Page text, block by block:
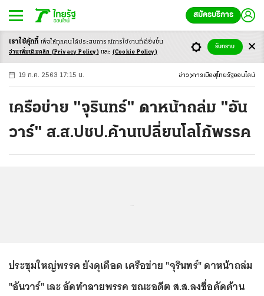
สมัครบริการ
-ก ก ก+
19 ก.ค. 2563 17:15 น. ข่าว การเมือง ไทยรัฐออนไลน์
เครือข่าย "จุรินทร์" ดาหน้าถล่ม "อัน
วาร์" ส.ส.ปชป.ค้านเปลี่ยนโลโก้พรรค
ประชุมใหญ่พรรค ยังดุเดือด เครือข่าย "จุรินทร์" ดาหน้าถล่ม
"อันวาร์" เละ อัดทำลายพรรค ขณะอดีต ส.ส.ลงชื่อคัดค้าน
เราใช้คุ้กกี้ เพื่อให้ทุกคนได้ประสบการณ์การใช้งานที่ดียิ่งขึ้น
อ่านเพิ่มเติมคลิก (Privacy Policy) และ (Cookie Policy)
รับทราบ